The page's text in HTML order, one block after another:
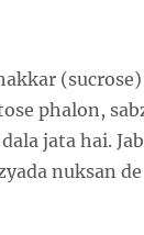
phalon,
jata hai.
nuksan